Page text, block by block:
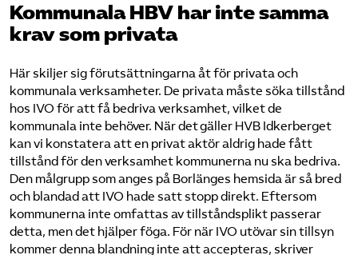
Kommunala HBV har inte samma
krav som privata
Här skiljer sig förutsättningarna åt för privata och
kommunala verksamheter. De privata måste söka tillstånd
hos IVO för att få bedriva verksamhet, vilket de
kommunala inte behöver. När det gäller HVB Idkerberget
kan vi konstatera att en privat aktör aldrig hade fått
tillstånd för den verksamhet kommunerna nu ska bedriva.
Den målgrupp som anges på Borlänges hemsida är så bred
och blandad att IVO hade satt stopp direkt. Eftersom
kommunerna inte omfattas av tillståndsplikt passerar
detta, men det hjälper föga. För när IVO utövar sin tillsyn
kommer denna blandning inte att accepteras, skriver